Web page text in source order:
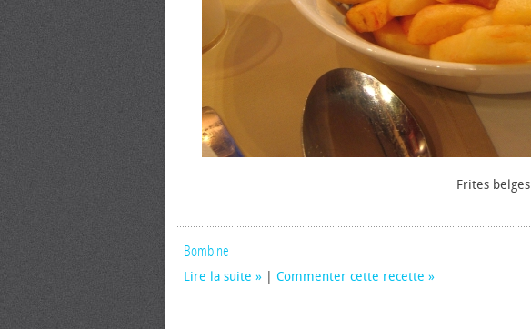
Frites belges
Bombine
Lire la suite Commenter cette recette